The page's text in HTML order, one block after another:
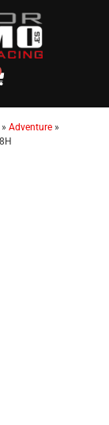
» Adventure »